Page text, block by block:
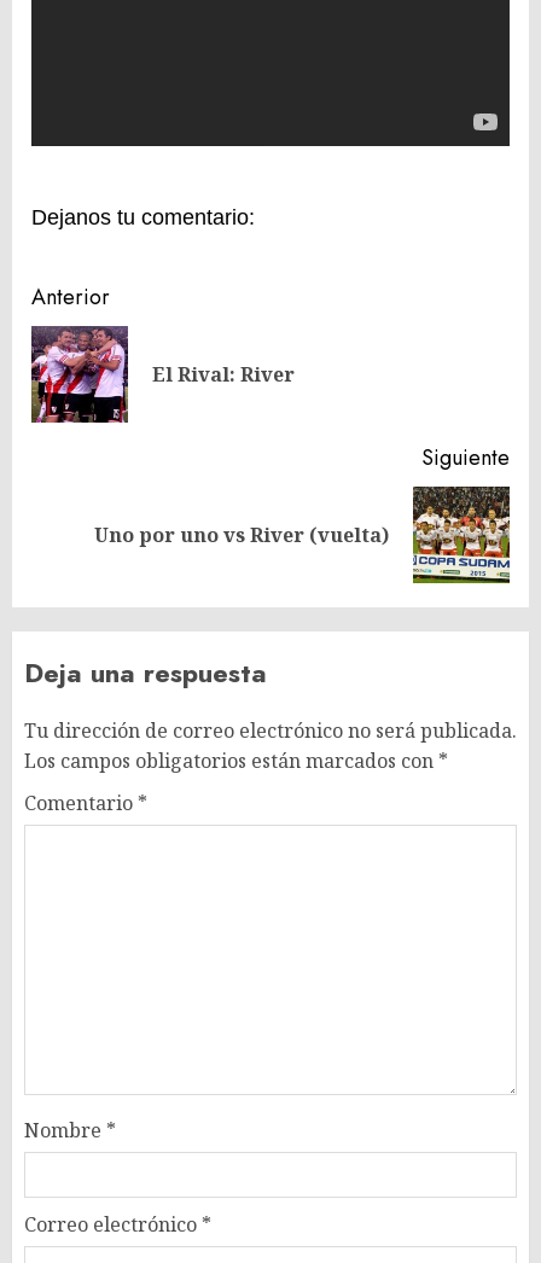
Dejanos tu comentario:
Navegación
de
entradas
Anterior
El Rival: River
Siguiente
SiguienteUno por uno vs River (vuelta)
Deja una respuesta
Tu dirección de correo electrónico no será publicada.
Los campos obligatorios están marcados con *
Comentario *
Nombre *
Correo electrónico *